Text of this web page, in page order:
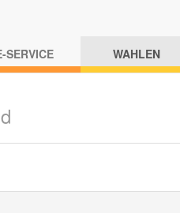
SERVICE WAHLEN